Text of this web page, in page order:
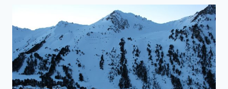
JOURS
EN
MARTINIQUE